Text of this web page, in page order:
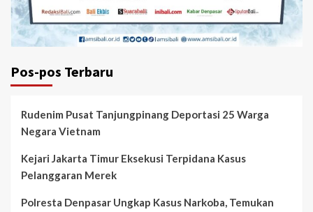
Pos-pos Terbaru
Rudenim Pusat Tanjungpinang Deportasi 25 Warga
Negara Vietnam
Kejari Jakarta Timur Eksekusi Terpidana Kasus
Pelanggaran Merek
Polresta Denpasar Ungkap Kasus Narkoba, Temukan